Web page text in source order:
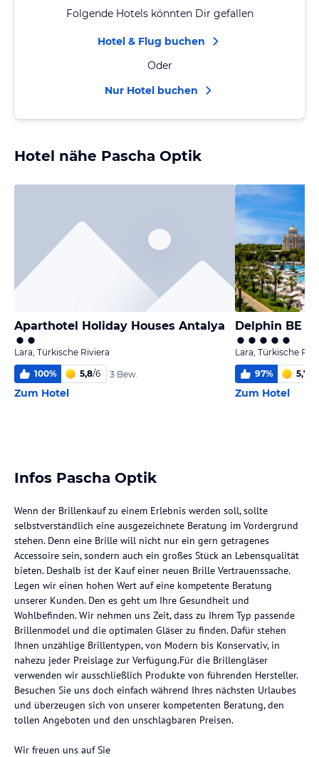
Folgende Hotels könnten Dir gefallen
Hotel & Flug buchen
Oder
Nur Hotel buchen
Hotel nähe Pascha Optik
Aparthotel Holiday Houses Antalya
Lara, Türkische Riviera
100% 5,8/6 3 Bew.
Zum Hotel
Delphin BE
Lara, Türkische
97% 5,7
Zum Hotel
Infos Pascha Optik
Wenn der Brillenkauf zu einem Erlebnis werden soll, sollte
selbstverständlich eine ausgezeichnete Beratung im Vordergrund
stehen. Denn eine Brille will nicht nur ein gern getragenes
Accessoire sein, sondern auch ein großes Stück an Lebensqualität
bieten. Deshalb ist der Kauf einer neuen Brille Vertrauenssache.
Legen wir einen hohen Wert auf eine kompetente Beratung
unserer Kunden. Den es geht um Ihre Gesundheit und
Wohlbefinden. Wir nehmen uns Zeit, dass zu Ihrem Typ passende
Brillenmodel und die optimalen Gläser zu finden. Dafür stehen
Ihnen unzählige Brillentypen, von Modern bis Konservativ, in
nahezu jeder Preislage zur Verfügung.Für die Brillengläser
verwenden wir ausschließlich Produkte von führenden Hersteller.
Besuchen Sie uns doch einfach während Ihres nächsten Urlaubes
und überzeugen sich von unserer kompetenten Beratung, den
tollen Angeboten und den unschlagbaren Preisen.
Wir freuen uns auf Sie